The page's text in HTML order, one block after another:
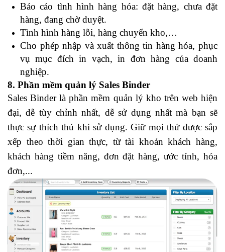
Báo cáo tình hình hàng hóa: đặt hàng, chưa đặt
hàng, đang chờ duyệt.
Tình hình hàng lỗi, hàng chuyển kho,…
Cho phép nhập và xuất thông tin hàng hóa, phục
vụ mục đích in vạch, in đơn hàng của doanh
nghiệp.
8. Phần mềm quản lý Sales Binder
Sales Binder là phần mềm quản lý kho trên web hiện
đại, dễ tùy chỉnh nhất, dễ sử dụng nhất mà bạn sẽ
thực sự thích thú khi sử dụng. Giữ mọi thứ được sắp
xếp theo thời gian thực, từ tài khoản khách hàng,
khách hàng tiềm năng, đơn đặt hàng, ước tính, hóa
đơn,...